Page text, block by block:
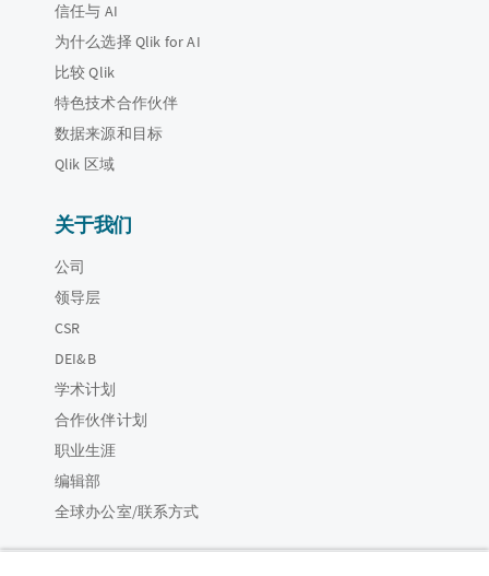
信任与 AI
为什么选择 Qlik for AI
比较 Qlik
特色技术合作伙伴
数据来源和目标
Qlik 区域
关于我们
公司
领导层
CSR
DEI&B
学术计划
合作伙伴计划
职业生涯
编辑部
全球办公室/联系方式